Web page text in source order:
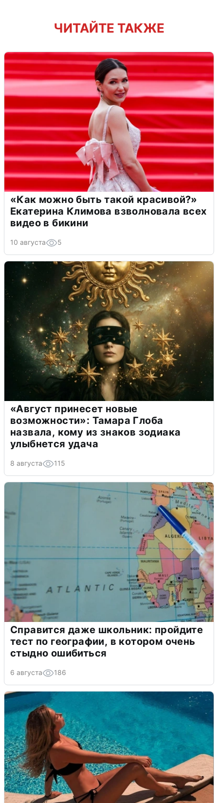
ЧИТАЙТЕ ТАКЖЕ
«Как можно быть такой красивой?»
Екатерина Климова взволновала всех
видео в бикини
10 августа 5
«Август принесет новые
возможности»: Тамара Глоба
назвала, кому из знаков зодиака
улыбнется удача
8 августа 115
Справится даже школьник: пройдите
тест по географии, в котором очень
стыдно ошибиться
6 августа 186